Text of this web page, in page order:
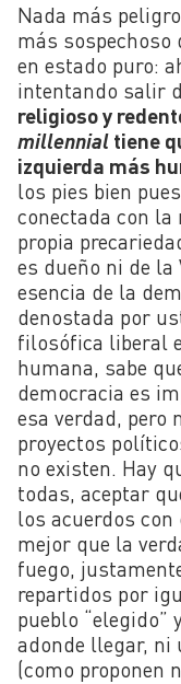
Nada más
más sospechoso
en estado puro:
intentando salir
religioso y
millennial tiene
izquierda más
los pies bien
conectada con la
propia
es dueño ni de la
esencia de la
denostada por
filosófica liberal
humana, sabe
democracia es
esa verdad, pero
proyectos
no existen. Hay
todas, aceptar
los acuerdos
mejor que la
fuego,
repartidos por
pueblo “elegido”
adonde llegar, ni
(como proponen